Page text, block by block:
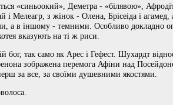
«синьоокий», Деметра - «білявою»,
і Мелеагр, з жінок - Олена, Брісеіда і агамед,
а в іншому - темними. Особливо докладно
вказують на ті ж риси.
бог, так само як Арес і Гефест. Шухардт
зображена перемога Афіни над
за все, за своїми душевними якостями.